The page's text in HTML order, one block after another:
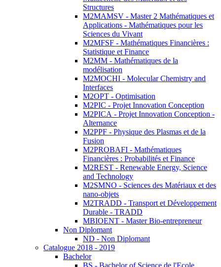
Structures
M2MAMSV - Master 2 Mathématiques et
Applications - Mathématiques pour les
Sciences du Vivant
M2MFSF - Mathématiques Financières :
Statistique et Finance
M2MM - Mathématiques de la
modélisation
M2MOCHI - Molecular Chemistry and
Interfaces
M2OPT - Optimisation
M2PIC - Projet Innovation Conception
M2PICA - Projet Innovation Conception -
Alternance
M2PPF - Physique des Plasmas et de la
Fusion
M2PROBAFI - Mathématiques
Financières : Probabilités et Finance
M2REST - Renewable Energy, Science
and Technology
M2SMNO - Sciences des Matériaux et des
nano-objets
M2TRADD - Transport et Développement
Durable - TRADD
MBIOENT - Master Bio-entrepreneur
Non Diplomant
ND - Non Diplomant
Catalogue 2018 - 2019
Bachelor
BS - Bachelor of Science de l'Ecole